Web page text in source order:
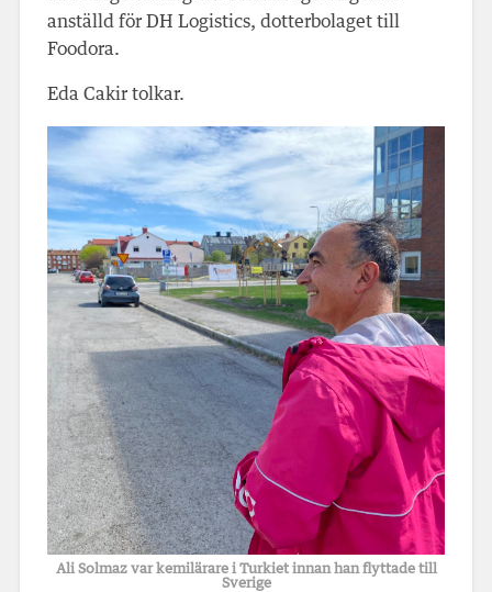
anställd för DH Logistics, dotterbolaget till
Foodora.
Eda Cakir tolkar.
Ali Solmaz var kemilärare i Turkiet innan han flyttade till
Sverige